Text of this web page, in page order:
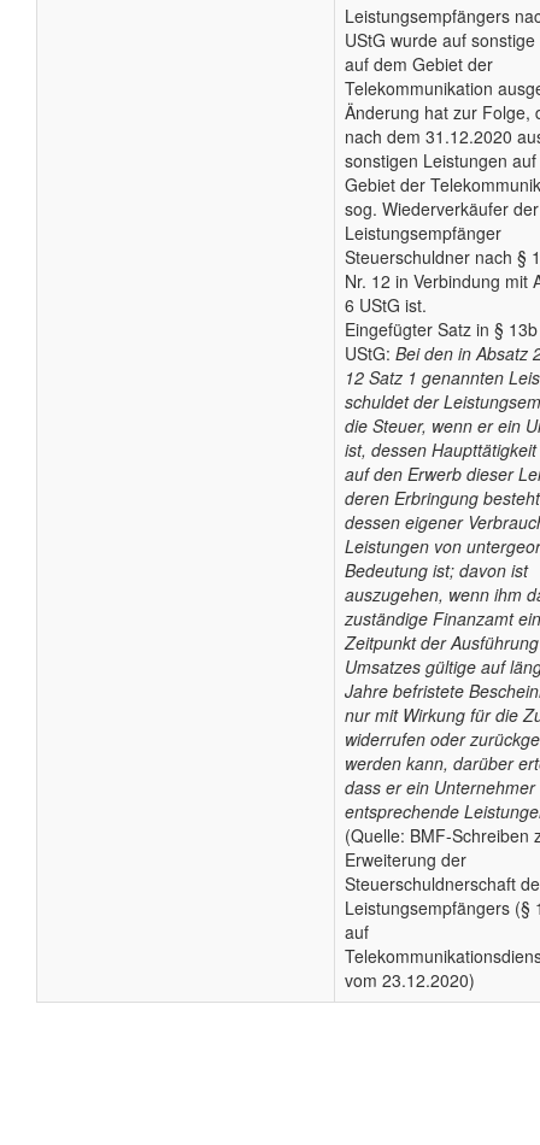
Leistungsempfängers
UStG wurde auf
auf dem Gebiet der
Telekommunikation
Änderung hat zur Folge,
nach dem 31.12.2020
sonstigen Leistungen
Gebiet der
sog. Wiederverkäufer der
Leistungsempfänger
Steuerschuldner nach §
Nr. 12 in Verbindung mit
6 UStG ist.
Eingefügter Satz in §
UStG: Bei den in Absatz
12 Satz 1 genannten
schuldet der
die Steuer, wenn er ein
ist, dessen
auf den Erwerb dieser
deren Erbringung
dessen eigener
Leistungen von
Bedeutung ist; davon ist
auszugehen, wenn ihm
zuständige Finanzamt
Zeitpunkt der
Umsatzes gültige auf
Jahre befristete
nur mit Wirkung für die
widerrufen oder
werden kann, darüber
dass er ein
entsprechende
(Quelle: BMF-Schreiben
Erweiterung der
Steuerschuldnerschaft
Leistungsempfängers (§
auf
vom 23.12.2020)